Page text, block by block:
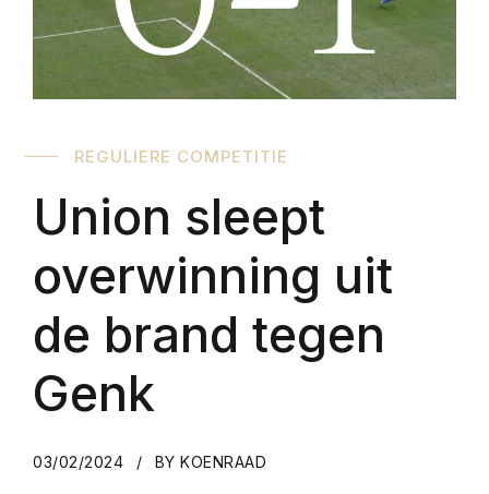
REGULIERE COMPETITIE
Union sleept
overwinning uit
de brand tegen
Genk
03/02/2024 BY KOENRAAD